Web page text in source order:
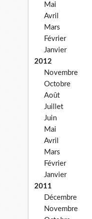
Mai
Avril
Mars
Février
Janvier
2012
Novembre
Octobre
Août
Juillet
Juin
Mai
Avril
Mars
Février
Janvier
2011
Décembre
Novembre